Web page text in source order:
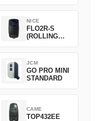
NICE
FLO2R-S
(ROLLING
JCM
GO PRO MINI
STANDARD
CAME
TOP432EE